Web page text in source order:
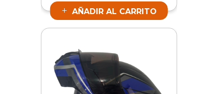
AÑADIR AL CARRITO